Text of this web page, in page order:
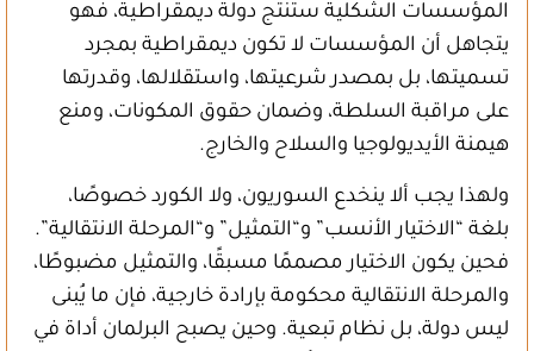
المؤسسات الشكلية ستنتج دولة ديمقراطية، فهو
يتجاهل أن المؤسسات لا تكون ديمقراطية بمجرد
تسميتها، بل بمصدر شرعيتها، واستقلالها، وقدرتها
على مراقبة السلطة، وضمان حقوق المكونات، ومنع
هيمنة الأيديولوجيا والسلاح والخارج.
ولهذا يجب ألا ينخدع السوريون، ولا الكورد خصوصًا،
بلغة “الاختيار الأنسب” و“التمثيل” و“المرحلة الانتقالية”.
فحين يكون الاختيار مصممًا مسبقًا، والتمثيل مضبوطًا،
والمرحلة الانتقالية محكومة بإرادة خارجية، فإن ما يُبنى
ليس دولة، بل نظام تبعية. وحين يصبح البرلمان أداة في